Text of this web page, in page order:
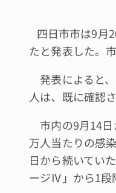
四日市市は9月
たと発表した。
発表によると
人は、既に確認
市内の9月14日
万人当たりの感
日から続いてい
ージⅣ」から1段